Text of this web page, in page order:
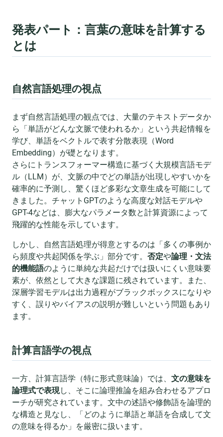
発表パート：言葉の意味を計算する
とは
自然言語処理の視点
まず自然言語処理の観点では、大量のテキストデータか
ら「単語がどんな文脈で使われるか」という共起情報を
学び、単語をベクトルで表す分散表現（Word
Embedding）が礎となります。
さらにトランスフォーマー構造に基づく大規模言語モデ
ル（LLM）が、文脈の中でどの単語が出現しやすいかを
確率的に予測し、驚くほど多彩な文章生成を可能にして
きました。チャットGPTのような高度な対話モデルや
GPT-4などは、膨大なパラメータ数と計算資源によって
飛躍的な性能を示しています。
しかし、自然言語処理が得意とするのは「多くの事例か
ら頻度や共起関係を学ぶ」部分です。 否定や論理・文法
的機能語のように単純な共起だけでは扱いにくい意味要
素が、依然として大きな課題に残されています。また、
深層学習モデルは出力過程がブラックボックスになりや
すく、誤りやバイアスの説明が難しいという問題もあり
ます。
計算言語学の視点
一方、計算言語学（特に形式意味論）では、 文の意味を
論理式で表現し、そこに論理推論を組み合わせるアプロ
ーチが研究されています。文中の述語や修飾語を論理的
な構造と見なし、「どのように単語と単語を合成して文
の意味を得るか」を厳密に扱います。